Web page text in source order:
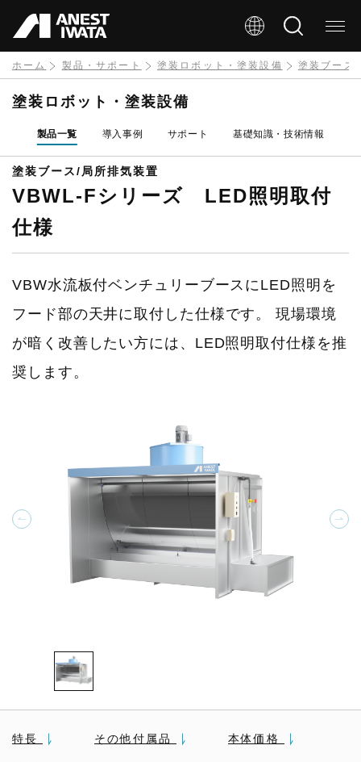
イ
ン
ン
ツ
ホーム 製品・サポート 塗装ロボット・塗装設備 塗装ブース
塗装ブース/局所排気装置
VBWL-Fシリーズ LED照明取付
仕様
VBW水流板付ベンチュリーブースにLED照明を
フード部の天井に取付した仕様です。 現場環境
が暗く改善したい方には、LED照明取付仕様を推
奨します。
特長 その他付属品 本体価格
塗装ロボット・塗装設備
製品一覧 導入事例 サポート 基礎知識・技術情報